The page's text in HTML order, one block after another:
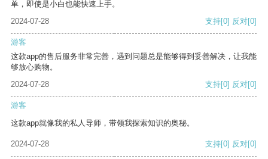
单，即使是小白也能快速上手。
2024-07-28
支持[0] 反对[0]
游客
这款app的售后服务非常完善，遇到问题总是能够得到妥善解决，让我能
够放心购物。
2024-07-28
支持[0] 反对[0]
游客
这款app就像我的私人导师，带领我探索知识的奥秘。
2024-07-28 支持[0] 反对[0]